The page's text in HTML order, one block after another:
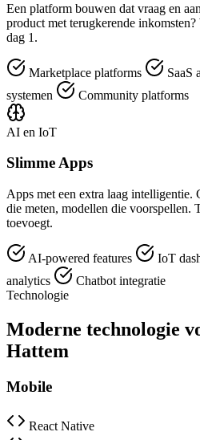
Een platform bouwen dat vraag en
product met terugkerende
dag 1.
Marketplace platforms SaaS
systemen
Community platforms
AI en IoT
Slimme Apps
Apps met een extra laag intelligentie.
die meten, modellen die voorspellen.
toevoegt.
AI-powered features IoT
analytics
Chatbot integratie
Technologie
Moderne technologie
Hattem
Mobile
React Native